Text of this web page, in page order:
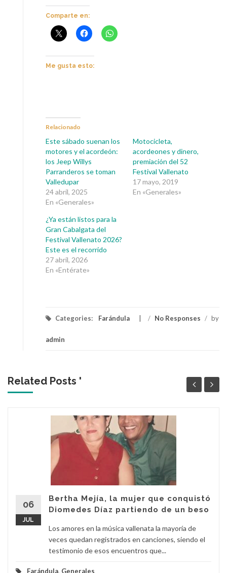
Comparte en:
Me gusta esto:
Relacionado
Este sábado suenan los
motores y el acordeón:
los Jeep Willys
Parranderos se toman
Valledupar
24 abril, 2025
En «Generales»
Motocicleta,
acordeones y dinero,
premiación del 52
Festival Vallenato
17 mayo, 2019
En «Generales»
¿Ya están listos para la
Gran Cabalgata del
Festival Vallenato 2026?
Este es el recorrido
27 abril, 2026
En «Entérate»
Categories: Farándula / No Responses / by
admin
Related Posts '
06
JUL
Bertha Mejía, la mujer que conquistó
Diomedes Díaz partiendo de un beso
Los amores en la música vallenata la mayoría de
veces quedan registrados en canciones, siendo el
testimonio de esos encuentros que...
Farándula, Generales